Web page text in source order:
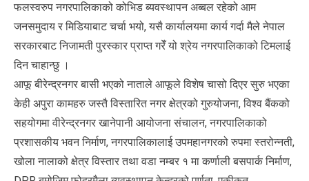
फलस्वरुप नगरपालिकाको कोभिड ब्यवस्थापन अब्बल रहेको आम
जनसमुदाय र मिडियाबाट चर्चा भयो, यसै कार्यालयमा कार्य गर्दा मैले नेपाल
सरकारबाट निजामती पुरस्कार प्राप्त गरेँ यो श्रेय नगरपालिकाको टिमलाई
दिन चाहान्छु ।
आफू बीरेन्द्रनगर बासी भएको नाताले आफूले विशेष चासो दिएर सुरु भएका
केही अपुरा कामहरु जस्तै विस्तारित नगर क्षेत्रको गुरुयोजना, विश्व बैंकको
सहयोगमा वीरेन्द्रनगर खानेपानी आयोजना संचालन, नगरपालिकाको
प्रशासकीय भवन निर्माण, नगरपालिकालाई उपमहानगरको रुपमा स्तरोन्नती,
खोला नालाको क्षेत्र विस्तार तथा वडा नम्बर १ मा कर्णाली बसपार्क निर्माण,